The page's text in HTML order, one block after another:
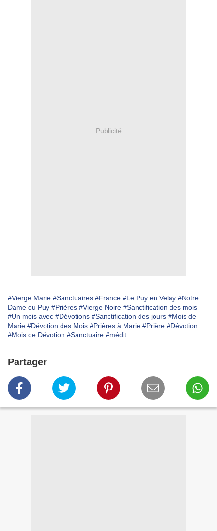
Publicité
#Vierge Marie #Sanctuaires #France #Le Puy en Velay #Notre
Dame du Puy #Prières #Vierge Noire #Sanctification des mois
#Un mois avec #Dévotions #Sanctification des jours #Mois de
Marie #Dévotion des Mois #Prières à Marie #Prière #Dévotion
#Mois de Dévotion #Sanctuaire #médit
Partager